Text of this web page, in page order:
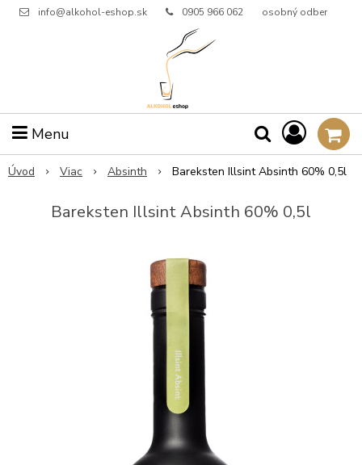
info@alkohol-eshop.sk 0905 966 062 osobný odber
Menu
Úvod Viac Absinth Bareksten Illsint Absinth 60% 0,5l
Bareksten Illsint Absinth 60% 0,5l